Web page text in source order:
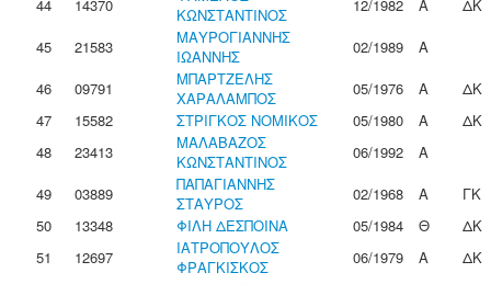
44
14370
ΚΩΝΣΤΑΝΤΙΝΟΣ
12/1982 Α
ΔΚ
45
21583
ΜΑΥΡΟΓΙΑΝΝΗΣ
ΙΩΑΝΝΗΣ
02/1989
Α
46
09791
ΜΠΑΡΤΖΕΛΗΣ
ΧΑΡΑΛΑΜΠΟΣ
05/1976 Α
ΔΚ
47
15582 ΣΤΡΙΓΚΟΣ ΝΟΜΙΚΟΣ 05/1980 Α
ΔΚ
48
23413
ΜΑΛΑΒΑΖΟΣ
ΚΩΝΣΤΑΝΤΙΝΟΣ
06/1992
Α
49
03889
ΠΑΠΑΓΙΑΝΝΗΣ
ΣΤΑΥΡΟΣ
02/1968 Α
ΓΚ
50
13348 ΦΙΛΗ ΔΕΣΠΟΙΝΑ 05/1984 Θ
ΔΚ
51
12697
ΙΑΤΡΟΠΟΥΛΟΣ
ΦΡΑΓΚΙΣΚΟΣ
06/1979 Α
ΔΚ